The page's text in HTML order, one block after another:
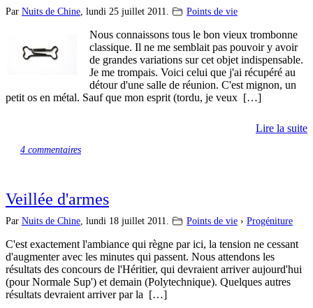
Par Nuits de Chine, lundi 25 juillet 2011. Points de vie
Nous connaissons tous le bon vieux trombonne
classique. Il ne me semblait pas pouvoir y avoir
de grandes variations sur cet objet indispensable.
Je me trompais. Voici celui que j'ai récupéré au
détour d'une salle de réunion. C'est mignon, un
petit os en métal. Sauf que mon esprit (tordu, je veux […]
Lire la suite
4 commentaires
Veillée d'armes
Par Nuits de Chine, lundi 18 juillet 2011. Points de vie › Progéniture
C'est exactement l'ambiance qui règne par ici, la tension ne cessant
d'augmenter avec les minutes qui passent. Nous attendons les
résultats des concours de l'Héritier, qui devraient arriver aujourd'hui
(pour Normale Sup') et demain (Polytechnique). Quelques autres
résultats devraient arriver par la […]